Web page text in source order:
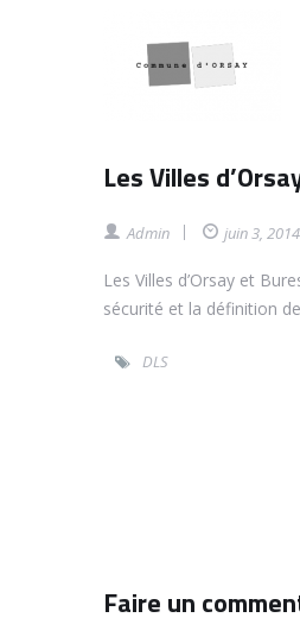
Les Villes
Admin juin 3, 2014
Les Villes d’Orsay et
sécurité et la définition
DLS
Faire un